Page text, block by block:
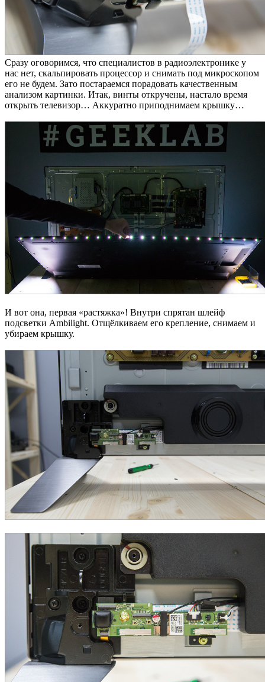
Сразу оговоримся, что специалистов в радиоэлектронике у
нас нет, скальпировать процессор и снимать под микроскопом
его не будем. Зато постараемся порадовать качественным
анализом картинки. Итак, винты откручены, настало время
открыть телевизор… Аккуратно приподнимаем крышку…
И вот она, первая «растяжка»! Внутри спрятан шлейф
подсветки Ambilight. Отщёлкиваем его крепление, снимаем и
убираем крышку.